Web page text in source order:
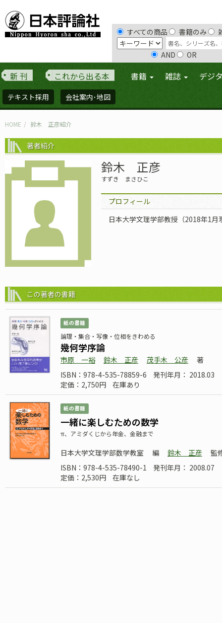
すべての商品 書籍のみ
AND OR
新 刊 これから出る本 書籍 雑誌 デジ
テキスト採用 会社案内･地図
HOME 鈴木 正彦紹介
著者紹介
鈴木 正彦
すずき まさひこ
プロフィール
日本大学文理学部教授（2018年1月
この著者の書籍
紙の書籍
論理・集合・写像・位相をきわめる
幾何学序論
市原 一裕 鈴木 正彦 茂手木 公彦
著
ISBN：978-4-535-78859-6
発刊年月： 2018.03
定価：2,750円
在庫あり
紙の書籍
一緒に楽しむための数学
π、アミダくじから年金、金融まで
日本大学文理学部数学教室 編 鈴木 正彦
監
ISBN：978-4-535-78490-1
発刊年月： 2008.07
定価：2,530円
在庫なし